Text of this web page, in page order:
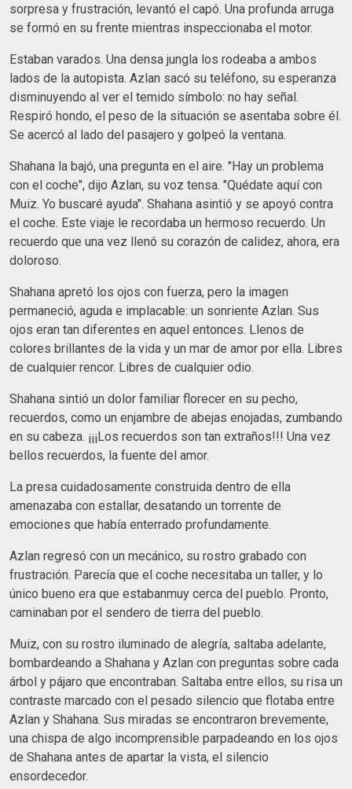
sorpresa y frustración, levantó el capó. Una profunda arruga
se formó en su frente mientras inspeccionaba el motor.
Estaban varados. Una densa jungla los rodeaba a ambos
lados de la autopista. Azlan sacó su teléfono, su esperanza
disminuyendo al ver el temido símbolo: no hay señal.
Respiró hondo, el peso de la situación se asentaba sobre él.
Se acercó al lado del pasajero y golpeó la ventana.
Shahana la bajó, una pregunta en el aire. "Hay un problema
con el coche", dijo Azlan, su voz tensa. "Quédate aquí con
Muiz. Yo buscaré ayuda". Shahana asintió y se apoyó contra
el coche. Este viaje le recordaba un hermoso recuerdo. Un
recuerdo que una vez llenó su corazón de calidez, ahora, era
doloroso.
Shahana apretó los ojos con fuerza, pero la imagen
permaneció, aguda e implacable: un sonriente Azlan. Sus
ojos eran tan diferentes en aquel entonces. Llenos de
colores brillantes de la vida y un mar de amor por ella. Libres
de cualquier rencor. Libres de cualquier odio.
Shahana sintió un dolor familiar florecer en su pecho,
recuerdos, como un enjambre de abejas enojadas, zumbando
en su cabeza. ¡¡¡Los recuerdos son tan extraños!!! Una vez
bellos recuerdos, la fuente del amor.
La presa cuidadosamente construida dentro de ella
amenazaba con estallar, desatando un torrente de
emociones que había enterrado profundamente.
Azlan regresó con un mecánico, su rostro grabado con
frustración. Parecía que el coche necesitaba un taller, y lo
único bueno era que estabanmuy cerca del pueblo. Pronto,
caminaban por el sendero de tierra del pueblo.
Muiz, con su rostro iluminado de alegría, saltaba adelante,
bombardeando a Shahana y Azlan con preguntas sobre cada
árbol y pájaro que encontraban. Saltaba entre ellos, su risa un
contraste marcado con el pesado silencio que flotaba entre
Azlan y Shahana. Sus miradas se encontraron brevemente,
una chispa de algo incomprensible parpadeando en los ojos
de Shahana antes de apartar la vista, el silencio
ensordecedor.